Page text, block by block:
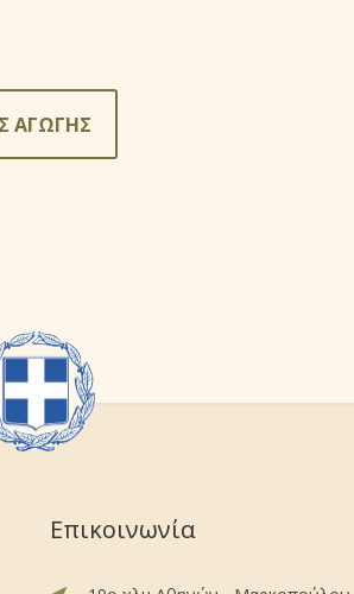
ΑΓΩΓΗΣ
Επικοινωνία